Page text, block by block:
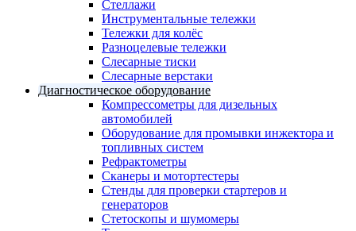
Стеллажи
Инструментальные тележки
Тележки для колёс
Разноцелевые тележки
Слесарные тиски
Слесарные верстаки
Диагностическое оборудование
Компрессометры для дизельных
автомобилей
Оборудование для промывки инжектора и
топливных систем
Рефрактометры
Сканеры и мотортестеры
Стенды для проверки стартеров и
генераторов
Стетоскопы и шумомеры